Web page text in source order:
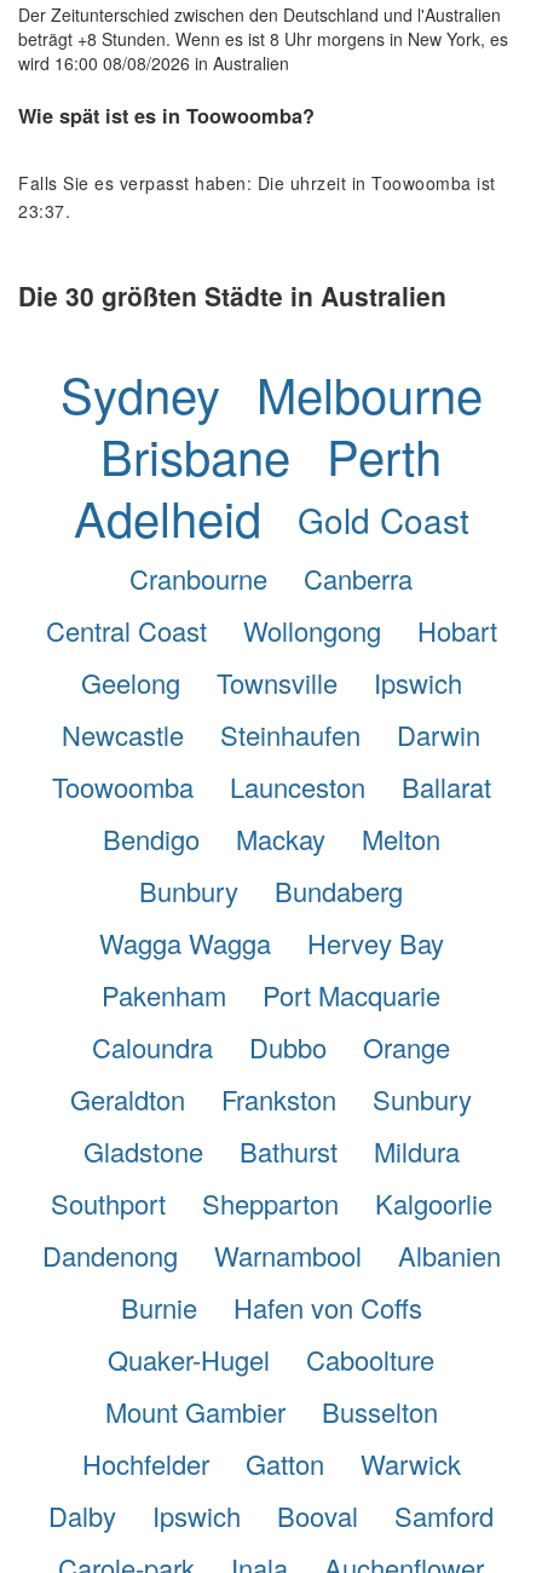
Der Zeitunterschied zwischen den Deutschland und l'Australien
beträgt +8 Stunden. Wenn es ist 8 Uhr morgens in New York, es
wird 16:00 08/08/2026 in Australien
Wie spät ist es in Toowoomba?
Falls Sie es verpasst haben: Die uhrzeit in Toowoomba ist
23:37.
Die 30 größten Städte in Australien
Sydney Melbourne
Brisbane Perth
Adelheid
Gold Coast
Cranbourne
Canberra
Central Coast
Wollongong
Hobart
Geelong
Townsville
Ipswich
Newcastle
Steinhaufen
Darwin
Toowoomba
Launceston
Ballarat
Bendigo
Mackay
Melton
Bunbury
Bundaberg
Wagga Wagga
Hervey Bay
Pakenham
Port Macquarie
Caloundra
Dubbo
Orange
Geraldton
Frankston
Sunbury
Gladstone
Bathurst
Mildura
Southport
Shepparton
Kalgoorlie
Dandenong
Warnambool
Albanien
Burnie
Hafen von Coffs
Quaker-Hugel
Caboolture
Mount Gambier
Busselton
Hochfelder
Gatton
Warwick
Dalby
Ipswich Booval
Samford